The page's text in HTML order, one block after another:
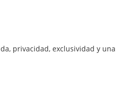
privacidad, exclusividad y